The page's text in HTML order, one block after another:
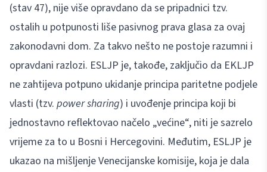
(stav 47), nije više opravdano da se pripadnici tzv.
ostalih u potpunosti liše pasivnog prava glasa za ovaj
zakonodavni dom. Za takvo nešto ne postoje razumni i
opravdani razlozi. ESLJP je, takođe, zaključio da EKLJP
ne zahtijeva potpuno ukidanje principa paritetne podjele
vlasti (tzv. power sharing) i uvođenje principa koji bi
jednostavno reflektovao načelo „većine“, niti je sazrelo
vrijeme za to u Bosni i Hercegovini. Međutim, ESLJP je
ukazao na mišljenje Venecijanske komisije, koja je dala